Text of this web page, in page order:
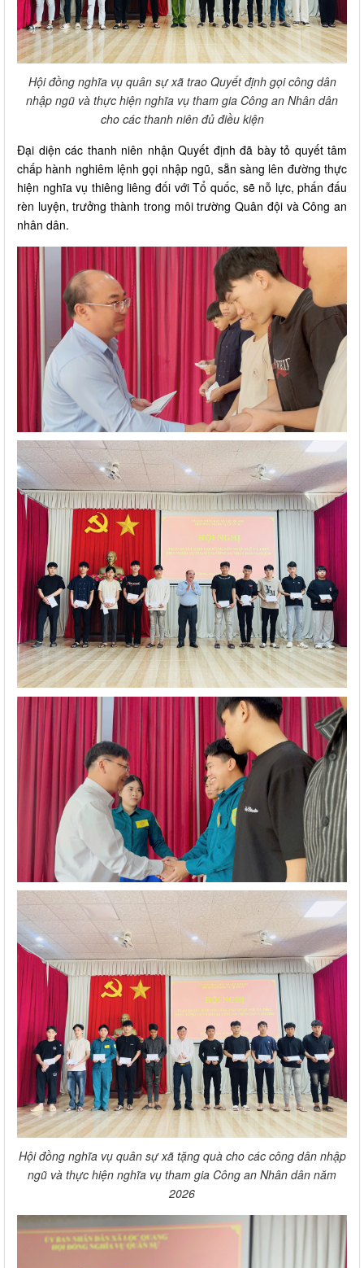
Hội đồng nghĩa vụ quân sự xã trao Quyết định gọi công dân
nhập ngũ và thực hiện nghĩa vụ tham gia Công an Nhân dân
cho các thanh niên đủ điều kiện
Đại diện các thanh niên nhận Quyết định đã bày tỏ quyết tâm
chấp hành nghiêm lệnh gọi nhập ngũ, sẵn sàng lên đường thực
hiện nghĩa vụ thiêng liêng đối với Tổ quốc, sẽ nỗ lực, phấn đấu
rèn luyện, trưởng thành trong môi trường Quân đội và Công an
nhân dân.
Hội đồng nghĩa vụ quân sự xã tặng quà cho các công dân nhập
ngũ và thực hiện nghĩa vụ tham gia Công an Nhân dân năm
2026